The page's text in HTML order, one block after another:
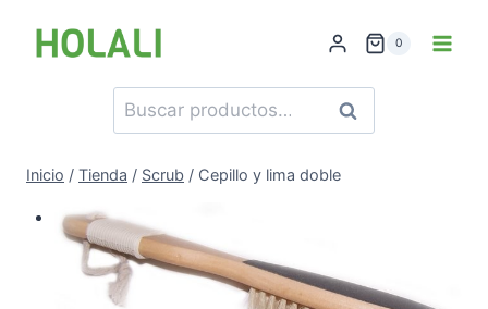
0
Buscar
por:
Buscar
Inicio / Tienda / Scrub / Cepillo y lima doble